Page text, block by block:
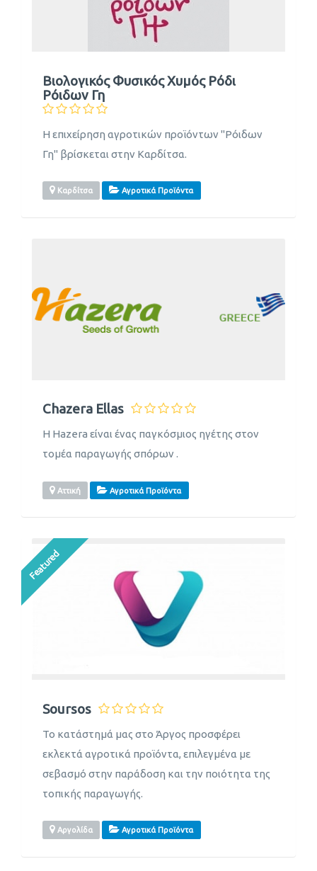
Βιολογικός Φυσικός Χυμός Ρόδι
Ρόιδων Γη
Η επιχείρηση αγροτικών προϊόντων "Ρόιδων
Γη" βρίσκεται στην Καρδίτσα.
Καρδίτσα Αγροτικά Προϊόντα
Chazera Ellas
Η Hazera είναι ένας παγκόσμιος ηγέτης στον
τομέα παραγωγής σπόρων .
Αττική Αγροτικά Προϊόντα
Featured
Soursos
Το κατάστημά μας στο Άργος προσφέρει
εκλεκτά αγροτικά προϊόντα, επιλεγμένα με
σεβασμό στην παράδοση και την ποιότητα της
τοπικής παραγωγής.
Αργολίδα Αγροτικά Προϊόντα